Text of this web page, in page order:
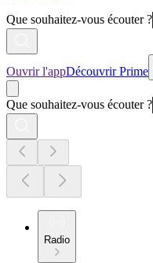
Que souhaitez-vous écouter ?
Ouvrir l'appDécouvrir Prime
Que souhaitez-vous écouter ?
Radio